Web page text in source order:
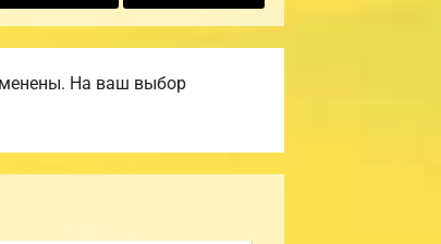
На ваш выбор